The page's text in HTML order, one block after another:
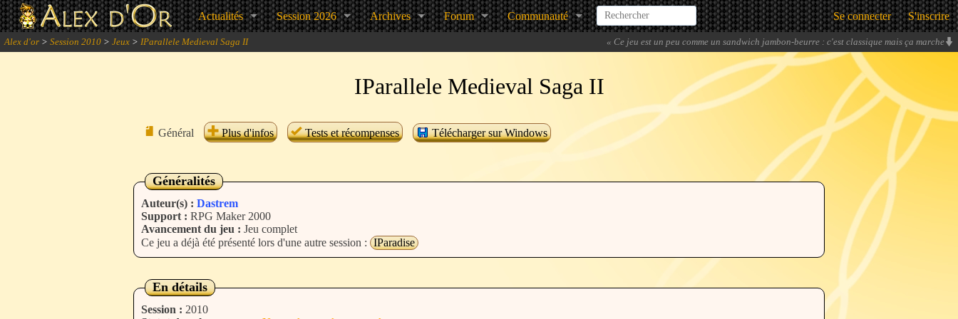
Actualités Session 2026 Archives Forum Communauté Se connecter S'inscrire
Alex d'or > Session 2010 > Jeux > IParallele Medieval Saga II « Ce jeu est un peu comme un sandwich jambon-beurre : c'est classique mais ça marche
auprès de tout le monde.» -Elekami
IParallele Medieval Saga II
Général Plus d'infos Tests et récompenses Télécharger sur Windows
Généralités
Auteur(s) : Dastrem
Support : RPG Maker 2000
Avancement du jeu : Jeu complet
Ce jeu a déjà été présenté lors d'une autre session : IParadise
En détails
Session : 2010